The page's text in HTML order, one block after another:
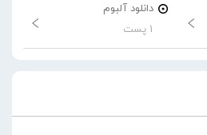
دانلود آلبوم
1 پست